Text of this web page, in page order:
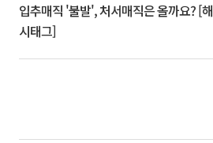
입추매직 '불발', 처서매직은 올까요? [해
시태그]